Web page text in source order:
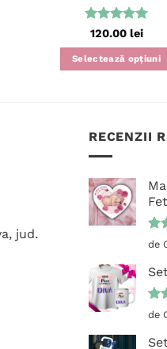
Evaluat la
120.00 lei
Selectează opțiuni
mai
Opțiunile
pot
fi
pagina
jud.
RECENZII
de
de